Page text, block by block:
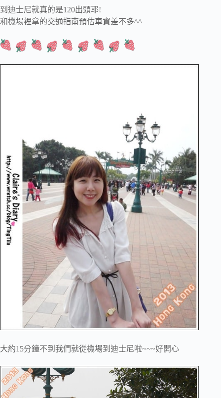
到迪士尼就真的是120出頭耶!
和機場裡拿的交通指南預估車資差不多^^
大約15分鐘不到我們就從機場到迪士尼啦~~~好開心